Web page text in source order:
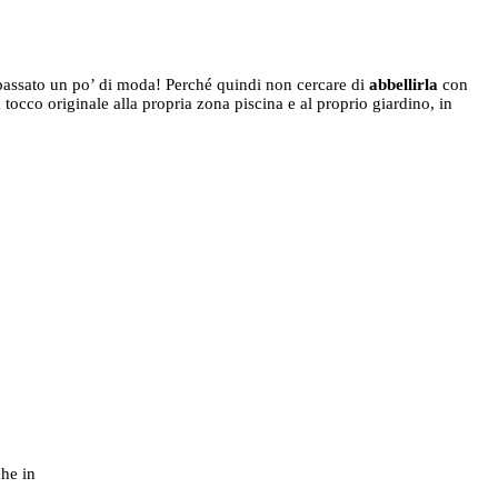
un po’ di moda! Perché quindi non cercare di abbellirla con
originale alla propria zona piscina e al proprio giardino, in
in